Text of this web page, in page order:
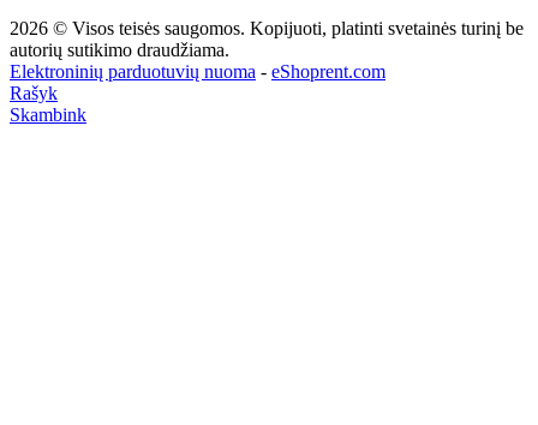
2026 © Visos teisės saugomos. Kopijuoti, platinti svetainės turinį be
autorių sutikimo draudžiama.
Elektroninių parduotuvių nuoma - eShoprent.com
Rašyk
Skambink